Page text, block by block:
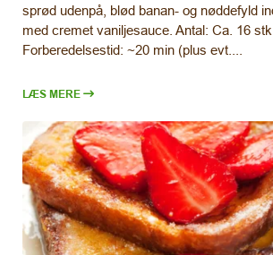
sprød udenpå, blød banan- og nøddefyld
med cremet vaniljesauce. Antal: Ca. 16 stk.
Forberedelsestid: ~20 min (plus evt....
LÆS MERE